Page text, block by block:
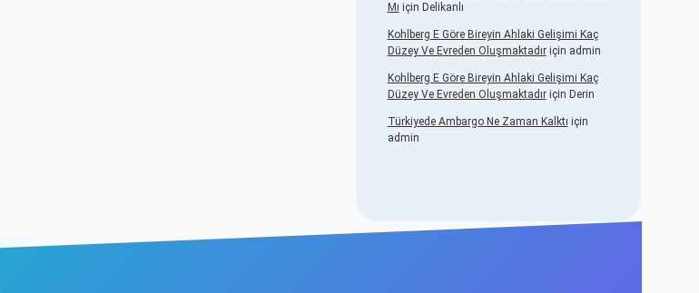
Mı için Delikanlı
Kohlberg E Göre Bireyin Ahlaki Gelişimi Kaç
Düzey Ve Evreden Oluşmaktadıriçin admin
Kohlberg E Göre Bireyin Ahlaki Gelişimi Kaç
Düzey Ve Evreden Oluşmaktadıriçin Derin
Türkiyede Ambargo Ne Zaman Kalktı için
admin